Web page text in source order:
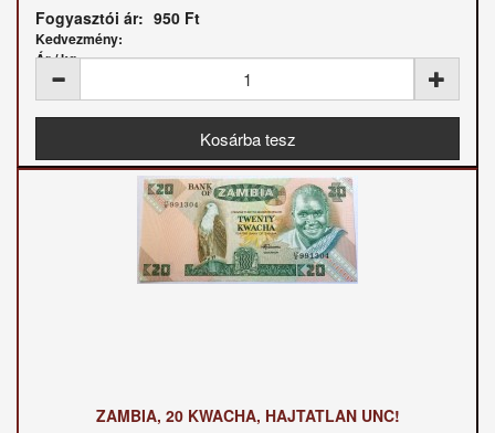
Fogyasztói ár: 950 Ft
Kedvezmény:
Ár / kg:
ZAMBIA, 20 KWACHA, HAJTATLAN UNC!